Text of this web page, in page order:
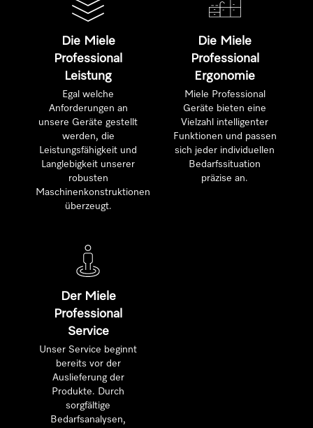
Die Miele
Professional
Leistung
Egal welche
Anforderungen an
unsere Geräte gestellt
werden, die
Leistungsfähigkeit und
Langlebigkeit unserer
robusten
Maschinenkonstruktionen
überzeugt.
Die Miele
Professional
Ergonomie
Miele Professional
Geräte bieten eine
Vielzahl intelligenter
Funktionen und passen
sich jeder individuellen
Bedarfssituation
präzise an.
Der Miele
Professional
Service
Unser Service beginnt
bereits vor der
Auslieferung der
Produkte. Durch
sorgfältige
Bedarfsanalysen,